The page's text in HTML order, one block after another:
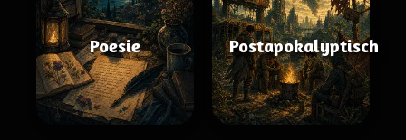
Poesie Postapokalyptisch